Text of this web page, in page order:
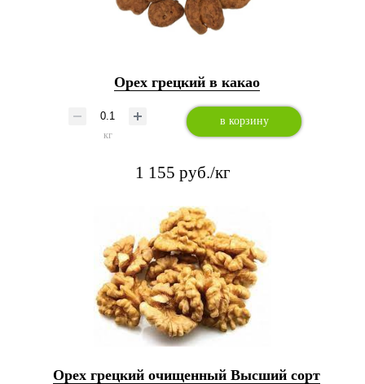
Орех грецкий в какао
кг
в корзину
1 155 руб./кг
Орех грецкий очищенный Высший сорт